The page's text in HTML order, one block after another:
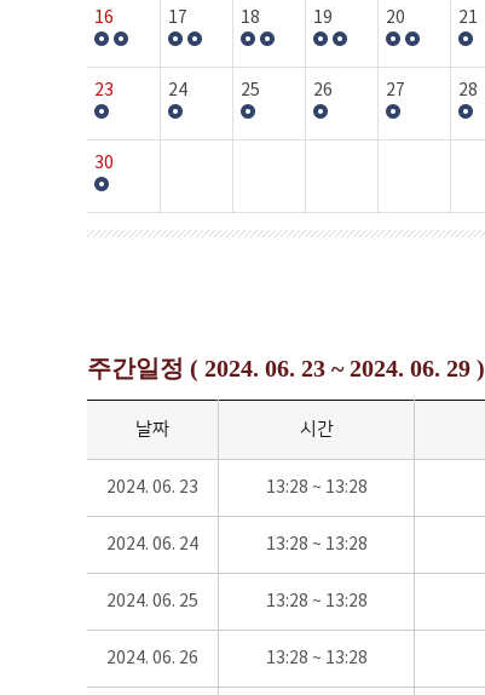
16 17 18 19 20 21
23 24 25 26 27 28
30
주간일정 ( 2024. 06. 23 ~ 2024. 06. 29 )
날짜 시간
2024. 06. 23 13:28 ~ 13:28
2024. 06. 24 13:28 ~ 13:28
2024. 06. 25 13:28 ~ 13:28
2024. 06. 26 13:28 ~ 13:28